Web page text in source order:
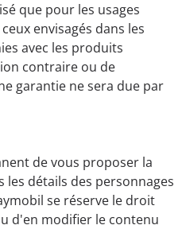
que pour les usages
envisagés dans les
avec les produits
contraire ou de
garantie ne sera due par
de vous proposer la
les détails des personnages
se réserve le droit
d'en modifier le contenu